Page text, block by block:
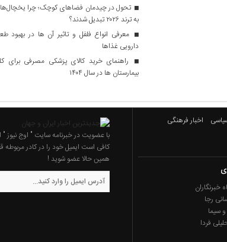
تحول در چیدمان فضاهای کوچک؛ چرا
به ترند ۲۰۲۶ تبدیل شدند؟
معرفی انواع فلفل و تاثیر آن ‌ها در
دارویی غذاها
راهنمای خرید کالای پزشکی مصرفی برای
بیمارستان ها در سال ۱۴۰۴
اخبار فرهنگی
خبرنگاران
رجا
سیما
فردا
با عضویت در خبرنامه سایت " اوج نیوز "
کافی است ایمیل خود را در کادر
همین حالا عضو شوید !